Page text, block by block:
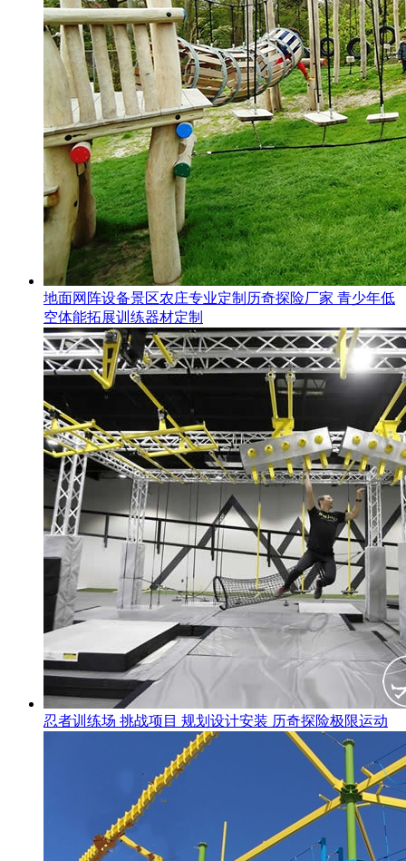
地面网阵设备景区农庄专业定制历奇探险厂家 青少年低
空体能拓展训练器材定制
忍者训练场 挑战项目 规划设计安装 历奇探险极限运动